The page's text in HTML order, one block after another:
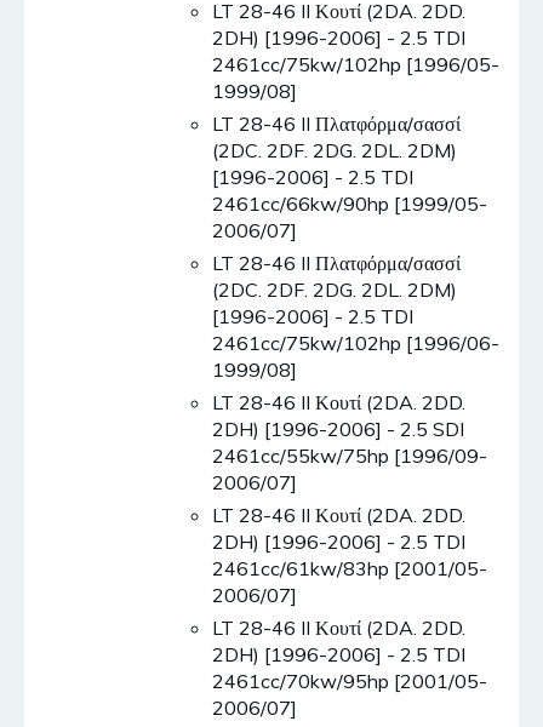
LT 28-46 II Κουτί (2DA. 2DD.
2DH) [1996-2006] - 2.5 TDI
2461cc/75kw/102hp [1996/05-
1999/08]
LT 28-46 II Πλατφόρμα/σασσί
(2DC. 2DF. 2DG. 2DL. 2DM)
[1996-2006] - 2.5 TDI
2461cc/66kw/90hp [1999/05-
2006/07]
LT 28-46 II Πλατφόρμα/σασσί
(2DC. 2DF. 2DG. 2DL. 2DM)
[1996-2006] - 2.5 TDI
2461cc/75kw/102hp [1996/06-
1999/08]
LT 28-46 II Κουτί (2DA. 2DD.
2DH) [1996-2006] - 2.5 SDI
2461cc/55kw/75hp [1996/09-
2006/07]
LT 28-46 II Κουτί (2DA. 2DD.
2DH) [1996-2006] - 2.5 TDI
2461cc/61kw/83hp [2001/05-
2006/07]
LT 28-46 II Κουτί (2DA. 2DD.
2DH) [1996-2006] - 2.5 TDI
2461cc/70kw/95hp [2001/05-
2006/07]